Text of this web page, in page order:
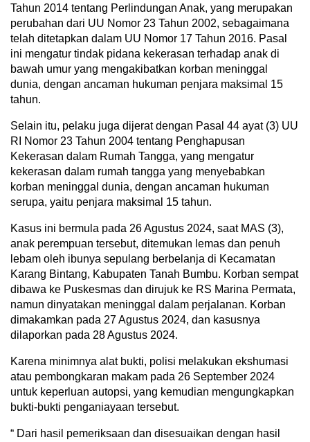
Tahun 2014 tentang Perlindungan Anak, yang merupakan
perubahan dari UU Nomor 23 Tahun 2002, sebagaimana
telah ditetapkan dalam UU Nomor 17 Tahun 2016. Pasal
ini mengatur tindak pidana kekerasan terhadap anak di
bawah umur yang mengakibatkan korban meninggal
dunia, dengan ancaman hukuman penjara maksimal 15
tahun.
Selain itu, pelaku juga dijerat dengan Pasal 44 ayat (3) UU
RI Nomor 23 Tahun 2004 tentang Penghapusan
Kekerasan dalam Rumah Tangga, yang mengatur
kekerasan dalam rumah tangga yang menyebabkan
korban meninggal dunia, dengan ancaman hukuman
serupa, yaitu penjara maksimal 15 tahun.
Kasus ini bermula pada 26 Agustus 2024, saat MAS (3),
anak perempuan tersebut, ditemukan lemas dan penuh
lebam oleh ibunya sepulang berbelanja di Kecamatan
Karang Bintang, Kabupaten Tanah Bumbu. Korban sempat
dibawa ke Puskesmas dan dirujuk ke RS Marina Permata,
namun dinyatakan meninggal dalam perjalanan. Korban
dimakamkan pada 27 Agustus 2024, dan kasusnya
dilaporkan pada 28 Agustus 2024.
Karena minimnya alat bukti, polisi melakukan ekshumasi
atau pembongkaran makam pada 26 September 2024
untuk keperluan autopsi, yang kemudian mengungkapkan
bukti-bukti penganiayaan tersebut.
“ Dari hasil pemeriksaan dan disesuaikan dengan hasil